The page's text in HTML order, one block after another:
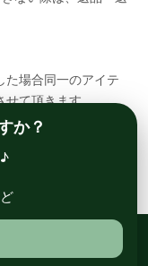
た場合同一のアイテ
せて頂きます。
要が御座いますので
ル・サイク
か？